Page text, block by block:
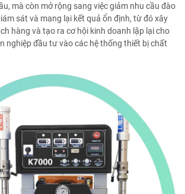
mà còn mở rộng sang việc giảm nhu cầu đào
sát và mang lại kết quả ổn định, từ đó xây
hàng và tạo ra cơ hội kinh doanh lặp lại cho
nghiệp đầu tư vào các hệ thống thiết bị chất